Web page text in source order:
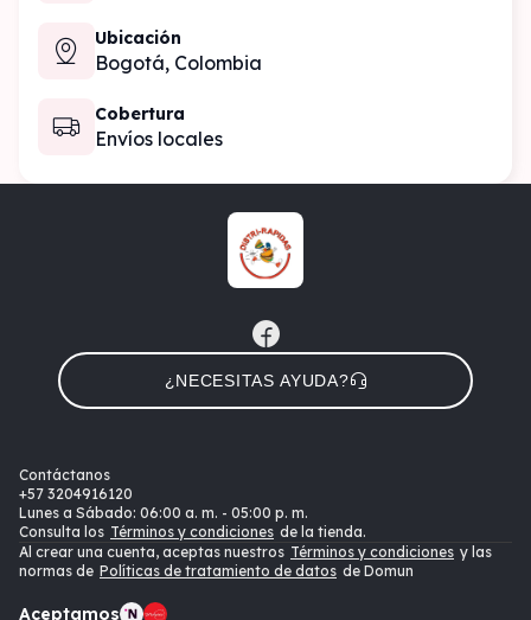
Ubicación
Bogotá, Colombia
Cobertura
Envíos locales
¿NECESITAS AYUDA?
Contáctanos
+57 3204916120
Lunes a Sábado: 06:00 a. m. - 05:00 p. m.
Consulta los Términos y condiciones de la tienda.
Al crear una cuenta, aceptas nuestros Términos y condiciones y las
normas de Políticas de tratamiento de datos de Domun
Aceptamos